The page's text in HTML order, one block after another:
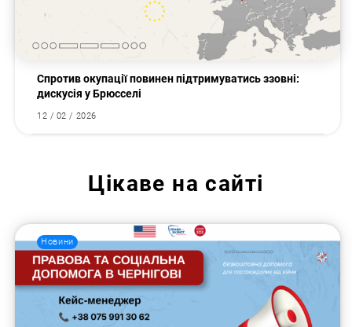
Спротив окупації повинен підтримуватись ззовні:
дискусія у Брюсселі
12 / 02 / 2026
Цікаве на сайті
Новини